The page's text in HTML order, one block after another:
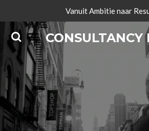
direct
naar
de
hoofdinhoud
CONSULTANCY
Vanuit Ambitie naar